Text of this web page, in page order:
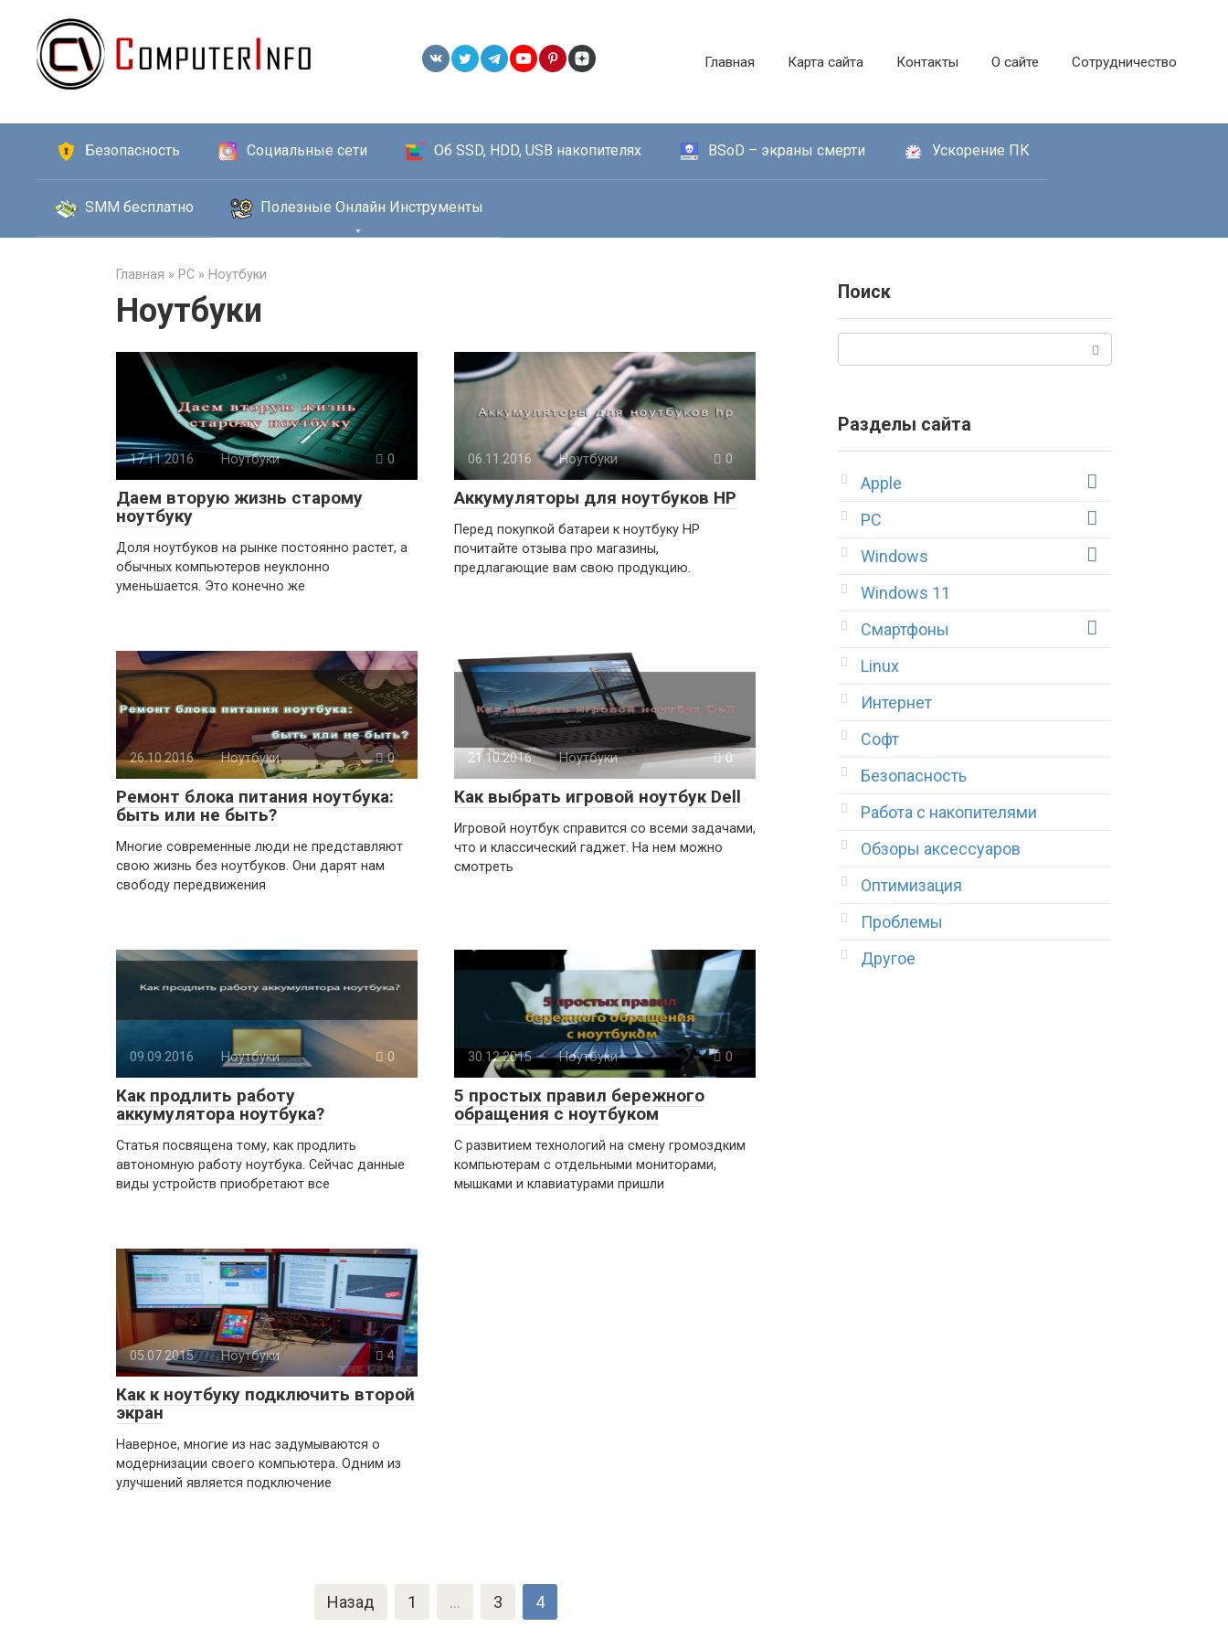
контенту
Главная Карта сайта Контакты О сайте Сотрудничество
Безопасность Социальные сети Об SSD, HDD, USB накопителях BSoD – экраны смерти Ускорение ПК
SMM бесплатно Полезные Онлайн Инструменты
Главная » PC » Ноутбуки
Ноутбуки
17.11.2016 Ноутбуки 0
Даем вторую жизнь старому
ноутбуку
Доля ноутбуков на рынке постоянно растет, а
обычных компьютеров неуклонно
уменьшается. Это конечно же
06.11.2016 Ноутбуки 0
Аккумуляторы для ноутбуков HP
Перед покупкой батареи к ноутбуку HP
почитайте отзыва про магазины,
предлагающие вам свою продукцию.
26.10.2016 Ноутбуки 0
Ремонт блока питания ноутбука:
быть или не быть?
Многие современные люди не представляют
свою жизнь без ноутбуков. Они дарят нам
свободу передвижения
21.10.2016 Ноутбуки 0
Как выбрать игровой ноутбук Dell
Игровой ноутбук справится со всеми задачами,
что и классический гаджет. На нем можно
смотреть
09.09.2016 Ноутбуки 0
Как продлить работу
аккумулятора ноутбука?
Статья посвящена тому, как продлить
автономную работу ноутбука. Сейчас данные
виды устройств приобретают все
30.12.2015 Ноутбуки 0
5 простых правил бережного
обращения с ноутбуком
С развитием технологий на смену громоздким
компьютерам с отдельными мониторами,
мышками и клавиатурами пришли
05.07.2015 Ноутбуки 4
Как к ноутбуку подключить второй
экран
Наверное, многие из нас задумываются о
модернизации своего компьютера. Одним из
улучшений является подключение
Назад 1 … 3 4
Поиск
Разделы сайта
Apple
PC
Windows
Windows 11
Смартфоны
Linux
Интернет
Софт
Безопасность
Работа с накопителями
Обзоры аксессуаров
Оптимизация
Проблемы
Другое